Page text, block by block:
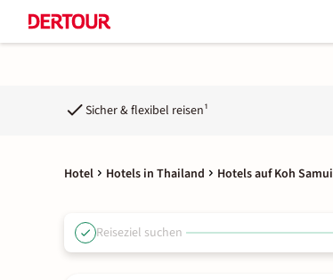
Sicher & flexibel reisen¹
Hotel Hotels in Thailand Hotels auf Koh Samui
Reiseziel suchen